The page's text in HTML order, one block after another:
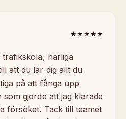
★★★★★
härliga
att du lär dig allt du
på att fånga upp
gjorde att jag klarade
försöket. Tack till teamet